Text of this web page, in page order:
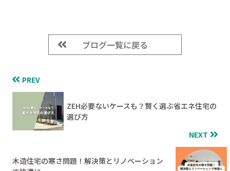
ブログ一覧に戻る
PREV
ZEH必要ないケースも？賢く選ぶ省エネ住宅の
選び方
NEXT
木造住宅の寒さ問題！解決策とリノベーション